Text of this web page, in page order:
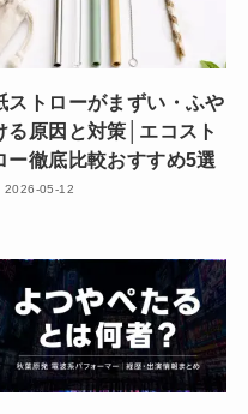
ストローがまずい・ふや
る原因と対策│エコスト
ー徹底比較おすすめ5選
2026-05-12